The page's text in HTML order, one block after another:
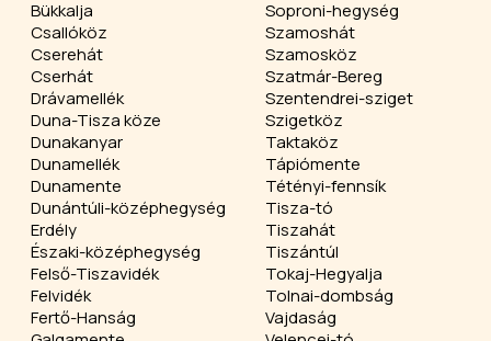
Bükkalja
Csallóköz
Cserehát
Cserhát
Drávamellék
Duna-Tisza köze
Dunakanyar
Dunamellék
Dunamente
Dunántúli-középhegység
Erdély
Északi-középhegység
Felső-Tiszavidék
Felvidék
Fertő-Hanság
Soproni-hegység
Szamoshát
Szamosköz
Szatmár-Bereg
Szentendrei-sziget
Szigetköz
Taktaköz
Tápiómente
Tétényi-fennsík
Tisza-tó
Tiszahát
Tiszántúl
Tokaj-Hegyalja
Tolnai-dombság
Vajdaság